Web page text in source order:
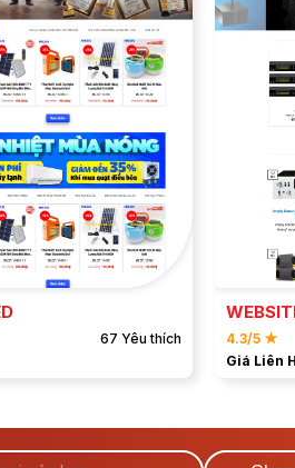
MẪU
DEMO
67 Yêu thích
4.3/5 ★
Giá Liên